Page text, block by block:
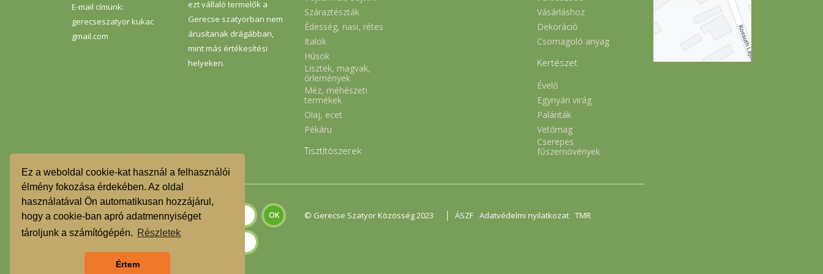
Ez a weboldal cookie-kat használ a felhasználói
élmény fokozása érdekében. Az oldal
használatával Ön automatikusan hozzájárul,
hogy a cookie-ban apró adatmennyiséget
tároljunk a számítógépén. Részletek
Értem
E-mail címünk:
gerecseszatyor kukac
gmail.com
ezt vállaló termelők a
Gerecse szatyorban nem
árusítanak drágábban,
mint más értékesítési
helyeken.
Száraztészták
Édesség, nasi, rétes
Italok
Húsok
Lisztek, magvak,
őrlemények
Méz, méhészeti
termékek
Olaj, ecet
Pékáru
Tisztítószerek
Vásárláshoz
Dekoráció
Csomagoló anyag
Kertészet
Évelő
Egynyári virág
Palánták
Vetőmag
Cserepes
fűszernövények
Szeretnék feliratkozni a hírlevélre.
© Gerecse Szatyor Közösség 2023 | ÁSZF Adatvédelmi nyilatkozat TMR